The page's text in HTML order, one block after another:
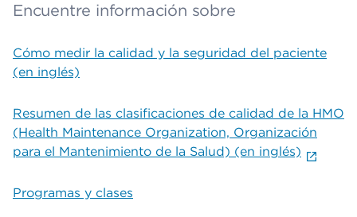
Encuentre información sobre
Cómo medir la calidad y la seguridad del paciente
(en inglés)
Resumen de las clasificaciones de calidad de la HMO
(Health Maintenance Organization, Organización
para el Mantenimiento de la Salud) (en inglés)
Programas y clases